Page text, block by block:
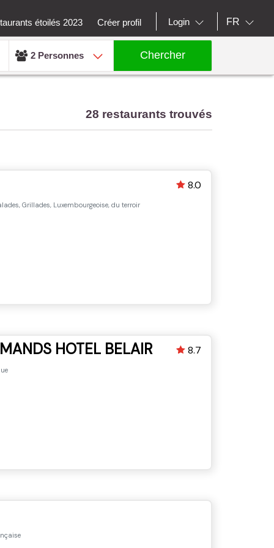
étoilés 2023 Créer profil Login FR
2 Personnes Chercher
28 restaurants trouvés
Grillades, Luxembourgeoise, du terroir
8.0
HOTEL BELAIR 8.7